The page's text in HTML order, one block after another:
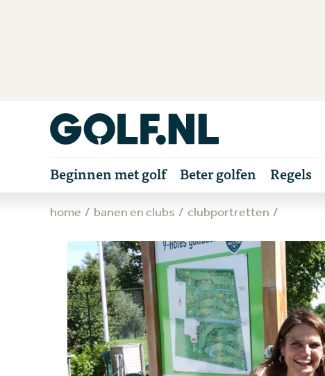
Beginnen met golf Beter golfen Regels
home banen en clubs clubportretten